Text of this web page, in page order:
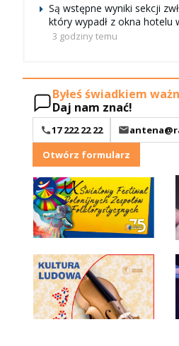
Są wstępne wyniki sekcji
który wypadł z okna hotelu
3 godziny temu
Byłeś świadkiem
Daj nam znać!
17 222 22 22
Otwórz formularz